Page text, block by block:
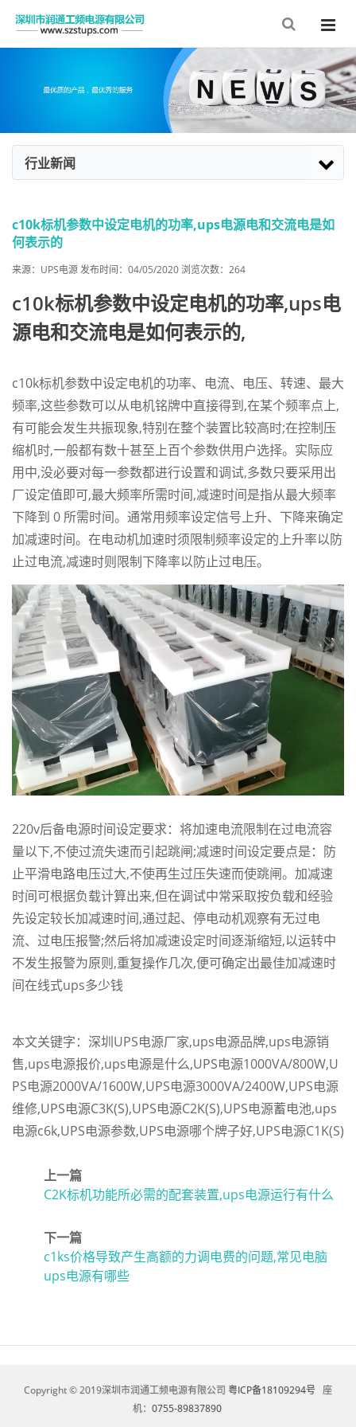
行业新闻
c10k标机参数中设定电机的功率,ups电源电和交流电是如
何表示的
来源： UPS电源发布时间：04/05/2020 浏览次数： 264
c10k标机参数中设定电机的功率,ups电
源电和交流电是如何表示的,
c10k标机参数中设定电机的功率、电流、电压、转速、最大
频率,这些参数可以从电机铭牌中直接得到,在某个频率点上,
有可能会发生共振现象,特别在整个装置比较高时;在控制压
缩机时,一般都有数十甚至上百个参数供用户选择。实际应
用中,没必要对每一参数都进行设置和调试,多数只要采用出
厂设定值即可,最大频率所需时间,减速时间是指从最大频率
下降到 0 所需时间。通常用频率设定信号上升、下降来确定
加减速时间。在电动机加速时须限制频率设定的上升率以防
止过电流,减速时则限制下降率以防止过电压。
220v后备电源时间设定要求：将加速电流限制在过电流容
量以下,不使过流失速而引起跳闸;减速时间设定要点是：防
止平滑电路电压过大,不使再生过压失速而使跳闸。加减速
时间可根据负载计算出来,但在调试中常采取按负载和经验
先设定较长加减速时间,通过起、停电动机观察有无过电
流、过电压报警;然后将加减速设定时间逐渐缩短,以运转中
不发生报警为原则,重复操作几次,便可确定出最佳加减速时
间在线式ups多少钱
本文关键字： 深圳UPS电源厂家,ups电源品牌,ups电源销
售,ups电源报价,ups电源是什么,UPS电源1000VA/800W,U
PS电源2000VA/1600W,UPS电源3000VA/2400W,UPS电源
维修,UPS电源C3K(S),UPS电源C2K(S),UPS电源蓄电池,ups
电源c6k,UPS电源参数,UPS电源哪个牌子好,UPS电源C1K(S)
上一篇
C2K标机功能所必需的配套装置,ups电源运行有什么
下一篇
c1ks价格导致产生高额的力调电费的问题,常见电脑
ups电源有哪些
Copyright © 2019深圳市润通工频电源有限公司 粤ICP备18109294号 座
机： 0755-89837890